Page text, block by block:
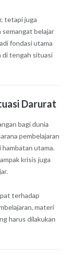
tetapi juga
semangat belajar
fondasi utama
di tengah situasi
Darurat
bagi dunia
pembelajaran
utama.
krisis juga
terhadap
materi
harus dilakukan